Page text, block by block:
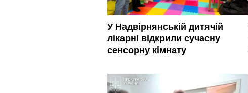
У Надвірнянській дитячій
лікарні відкрили сучасну
сенсорну кімнату